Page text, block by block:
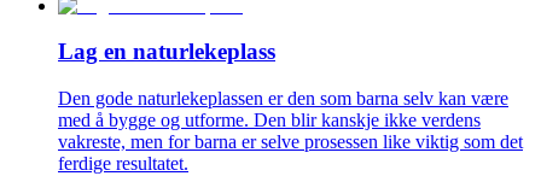
Lag en naturlekeplass
Den gode naturlekeplassen er den som barna selv kan være
med å bygge og utforme. Den blir kanskje ikke verdens
vakreste, men for barna er selve prosessen like viktig som det
ferdige resultatet.